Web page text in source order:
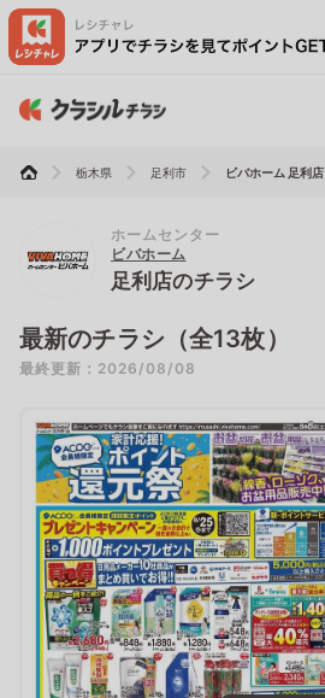
栃木県 足利市 ビバホーム 足利店
ホームセンター
ビバホーム
足利店のチラシ
最新のチラシ（全13枚）
最終更新：2026/08/08